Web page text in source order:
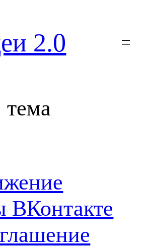
2.0
тема
ВКонтакте